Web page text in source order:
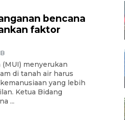
bencana
faktor
menyerukan
di tanah air harus
yang lebih
Ketua Bidang
...